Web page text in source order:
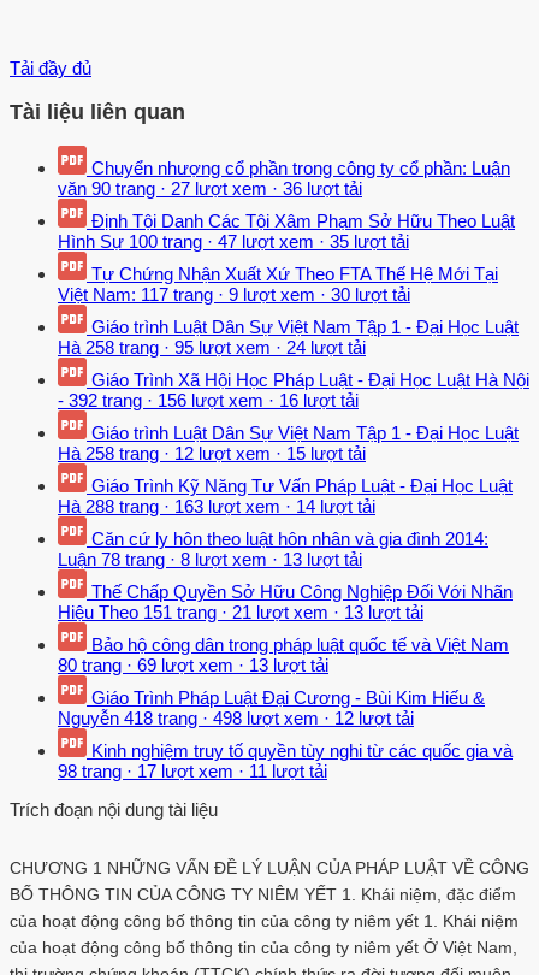
Tải đầy đủ
Tài liệu liên quan
Chuyển nhượng cổ phần trong công ty cổ phần: Luận
văn 90 trang · 27 lượt xem · 36 lượt tải
Định Tội Danh Các Tội Xâm Phạm Sở Hữu Theo Luật
Hình Sự 100 trang · 47 lượt xem · 35 lượt tải
Tự Chứng Nhận Xuất Xứ Theo FTA Thế Hệ Mới Tại
Việt Nam: 117 trang · 9 lượt xem · 30 lượt tải
Giáo trình Luật Dân Sự Việt Nam Tập 1 - Đại Học Luật
Hà 258 trang · 95 lượt xem · 24 lượt tải
Giáo Trình Xã Hội Học Pháp Luật - Đại Học Luật Hà Nội
- 392 trang · 156 lượt xem · 16 lượt tải
Giáo trình Luật Dân Sự Việt Nam Tập 1 - Đại Học Luật
Hà 258 trang · 12 lượt xem · 15 lượt tải
Giáo Trình Kỹ Năng Tư Vấn Pháp Luật - Đại Học Luật
Hà 288 trang · 163 lượt xem · 14 lượt tải
Căn cứ ly hôn theo luật hôn nhân và gia đình 2014:
Luận 78 trang · 8 lượt xem · 13 lượt tải
Thế Chấp Quyền Sở Hữu Công Nghiệp Đối Với Nhãn
Hiệu Theo 151 trang · 21 lượt xem · 13 lượt tải
Bảo hộ công dân trong pháp luật quốc tế và Việt Nam
80 trang · 69 lượt xem · 13 lượt tải
Giáo Trình Pháp Luật Đại Cương - Bùi Kim Hiếu &
Nguyễn 418 trang · 498 lượt xem · 12 lượt tải
Kinh nghiệm truy tố quyền tùy nghi từ các quốc gia và
98 trang · 17 lượt xem · 11 lượt tải
Trích đoạn nội dung tài liệu
CHƯƠNG 1 NHỮNG VẤN ĐỀ LÝ LUẬN CỦA PHÁP LUẬT VỀ CÔNG
BỐ THÔNG TIN CỦA CÔNG TY NIÊM YẾT 1. Khái niệm, đặc điểm
của hoạt động công bố thông tin của công ty niêm yết 1. Khái niệm
của hoạt động công bố thông tin của công ty niêm yết Ở Việt Nam,